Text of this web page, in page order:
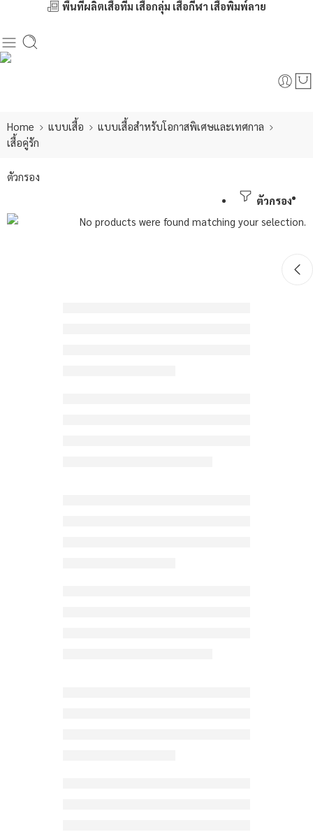
พื้นที่ผลิตเสื้อทีม เสื้อกลุ่ม เสื้อกีฬา เสื้อพิมพ์ลาย
Home แบบเสื้อ
แบบเสื้อสำหรับโอกาสพิเศษและเทศกาล
เสื้อคู่รัก
ตัวกรอง
ตัวกรอง
No products were found matching your selection.